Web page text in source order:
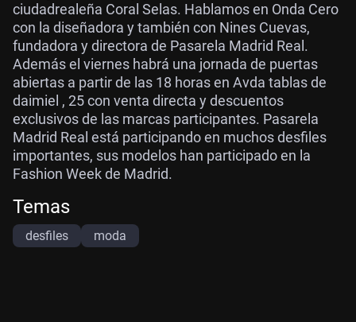
ciudadrealeña Coral Selas. Hablamos en Onda Cero
con la diseñadora y también con Nines Cuevas,
fundadora y directora de Pasarela Madrid Real.
Además el viernes habrá una jornada de puertas
abiertas a partir de las 18 horas en Avda tablas de
daimiel , 25 con venta directa y descuentos
exclusivos de las marcas participantes. Pasarela
Madrid Real está participando en muchos desfiles
importantes, sus modelos han participado en la
Fashion Week de Madrid.
Temas
desfiles moda